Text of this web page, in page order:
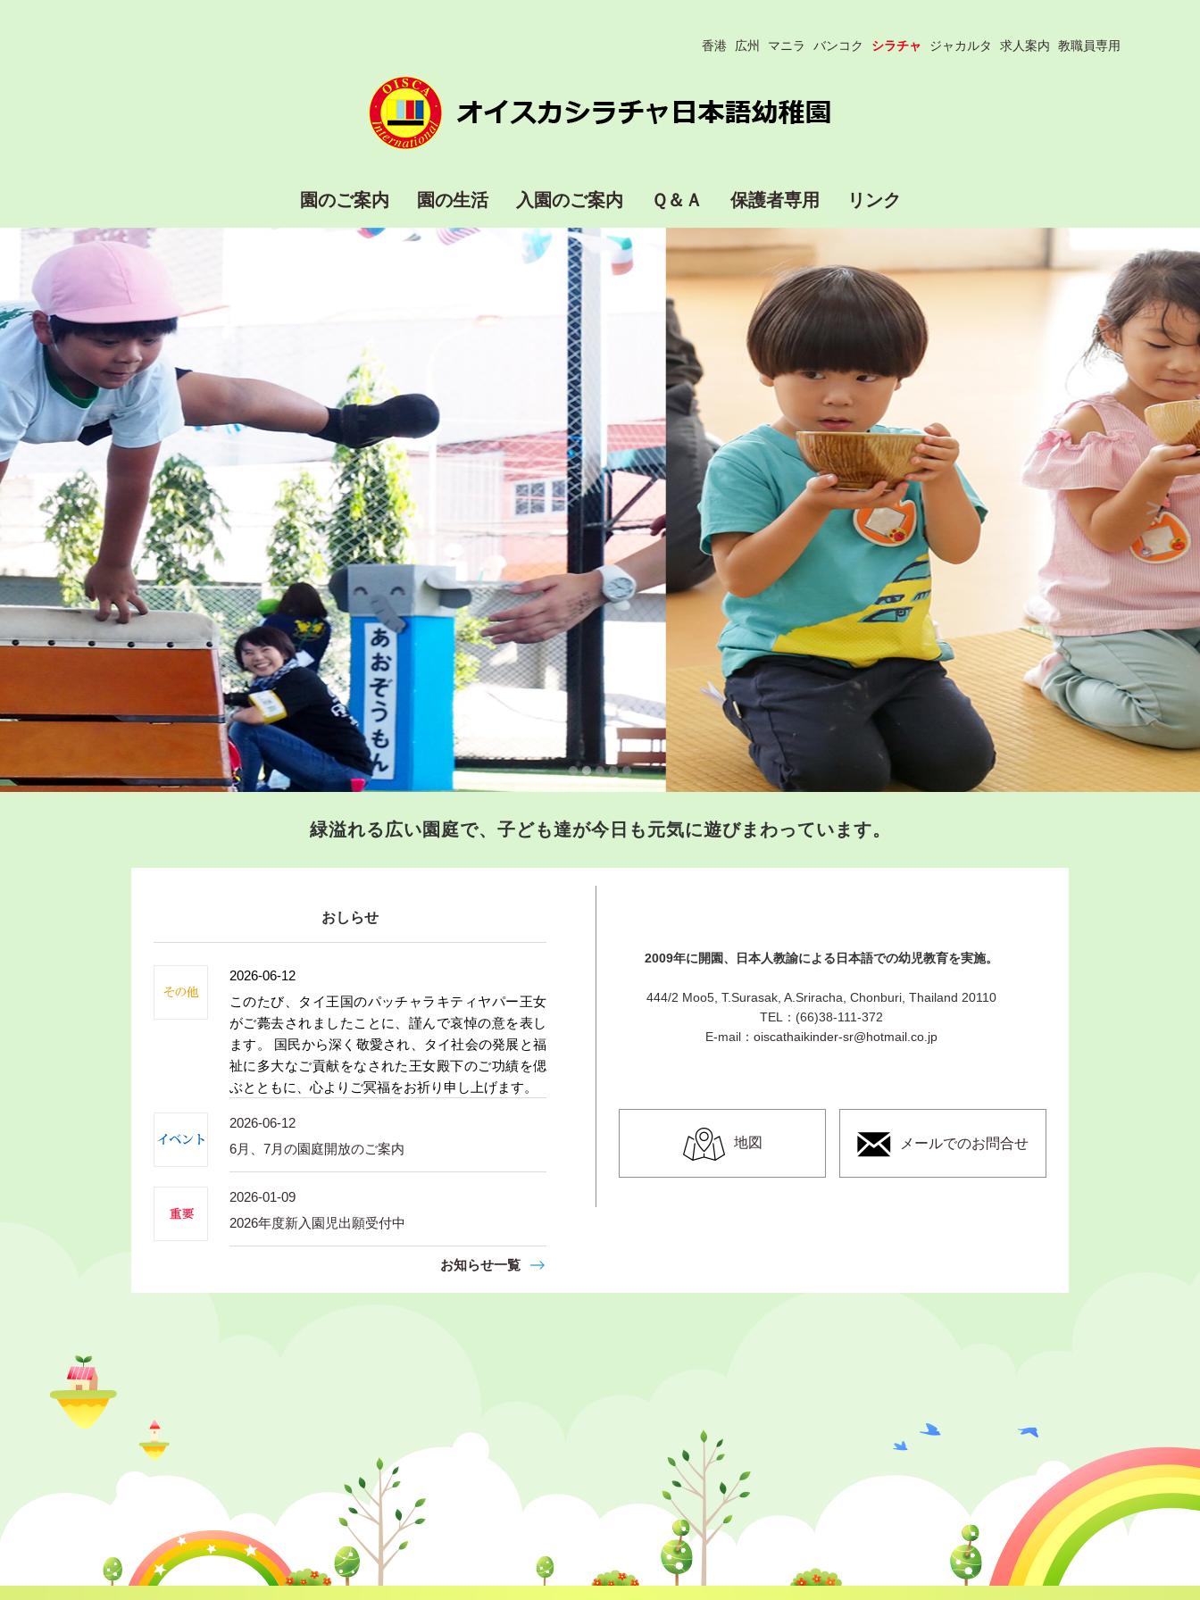
香港 広州 マニラ バンコク シラチャ ジャカルタ 求人案内 教職員専用
園のご案内 園の生活 入園のご案内 Ｑ＆Ａ 保護者専用 リンク
緑溢れる広い園庭で、子ども達が今日も元気に遊びまわっています。
おしらせ
2026-06-12
このたび、タイ王国のパッチャラキティヤパー王女
がご薨去されましたことに、謹んで哀悼の意を表し
ます。 国民から深く敬愛され、タイ社会の発展と福
祉に多大なご貢献をなされた王女殿下のご功績を偲
ぶとともに、心よりご冥福をお祈り申し上げます。
2026-06-12
6月、7月の園庭開放のご案内
2026-01-09
2026年度新入園児出願受付中
お知らせ一覧
2009年に開園、日本人教諭による日本語での幼児教育を実施。
444/2 Moo5, T.Surasak, A.Sriracha, Chonburi, Thailand 20110
TEL：(66)38-111-372
E-mail： oiscathaikinder-sr@hotmail.co.jp
地図 メールでのお問合せ